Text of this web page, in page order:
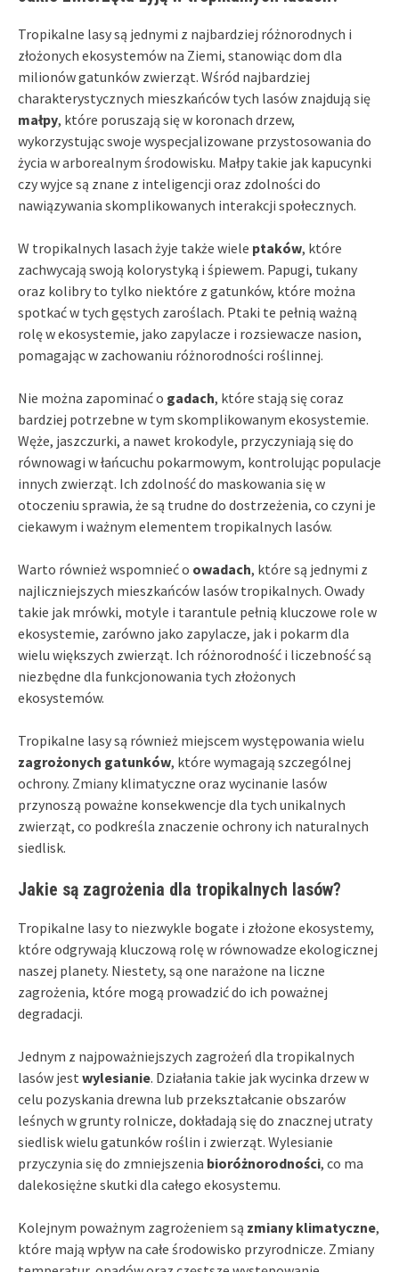
Tropikalne lasy są jednymi z najbardziej różnorodnych i
złożonych ekosystemów na Ziemi, stanowiąc dom dla
milionów gatunków zwierząt. Wśród najbardziej
charakterystycznych mieszkańców tych lasów znajdują się
małpy, które poruszają się w koronach drzew,
wykorzystując swoje wyspecjalizowane przystosowania do
życia w arborealnym środowisku. Małpy takie jak kapucynki
czy wyjce są znane z inteligencji oraz zdolności do
nawiązywania skomplikowanych interakcji społecznych.
W tropikalnych lasach żyje także wiele ptaków, które
zachwycają swoją kolorystyką i śpiewem. Papugi, tukany
oraz kolibry to tylko niektóre z gatunków, które można
spotkać w tych gęstych zaroślach. Ptaki te pełnią ważną
rolę w ekosystemie, jako zapylacze i rozsiewacze nasion,
pomagając w zachowaniu różnorodności roślinnej.
Nie można zapominać o gadach, które stają się coraz
bardziej potrzebne w tym skomplikowanym ekosystemie.
Węże, jaszczurki, a nawet krokodyle, przyczyniają się do
równowagi w łańcuchu pokarmowym, kontrolując populacje
innych zwierząt. Ich zdolność do maskowania się w
otoczeniu sprawia, że są trudne do dostrzeżenia, co czyni je
ciekawym i ważnym elementem tropikalnych lasów.
Warto również wspomnieć o owadach, które są jednymi z
najliczniejszych mieszkańców lasów tropikalnych. Owady
takie jak mrówki, motyle i tarantule pełnią kluczowe role w
ekosystemie, zarówno jako zapylacze, jak i pokarm dla
wielu większych zwierząt. Ich różnorodność i liczebność są
niezbędne dla funkcjonowania tych złożonych
ekosystemów.
Tropikalne lasy są również miejscem występowania wielu
zagrożonych gatunków, które wymagają szczególnej
ochrony. Zmiany klimatyczne oraz wycinanie lasów
przynoszą poważne konsekwencje dla tych unikalnych
zwierząt, co podkreśla znaczenie ochrony ich naturalnych
siedlisk.
Jakie są zagrożenia dla tropikalnych lasów?
Tropikalne lasy to niezwykle bogate i złożone ekosystemy,
które odgrywają kluczową rolę w równowadze ekologicznej
naszej planety. Niestety, są one narażone na liczne
zagrożenia, które mogą prowadzić do ich poważnej
degradacji.
Jednym z najpoważniejszych zagrożeń dla tropikalnych
lasów jest wylesianie. Działania takie jak wycinka drzew w
celu pozyskania drewna lub przekształcanie obszarów
leśnych w grunty rolnicze, dokładają się do znacznej utraty
siedlisk wielu gatunków roślin i zwierząt. Wylesianie
przyczynia się do zmniejszenia bioróżnorodności, co ma
dalekosiężne skutki dla całego ekosystemu.
Kolejnym poważnym zagrożeniem są zmiany klimatyczne,
które mają wpływ na całe środowisko przyrodnicze. Zmiany